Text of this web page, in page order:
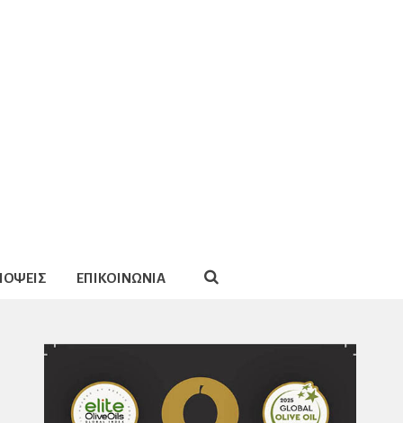
ΕΠΙΚΟΙΝΩΝΙΑ